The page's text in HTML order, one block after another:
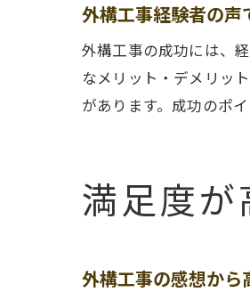
外構工事経験者の声
外構工事の成功には、
なメリット・デメリッ
があります。成功のポ
満足度が
外構工事の感想から